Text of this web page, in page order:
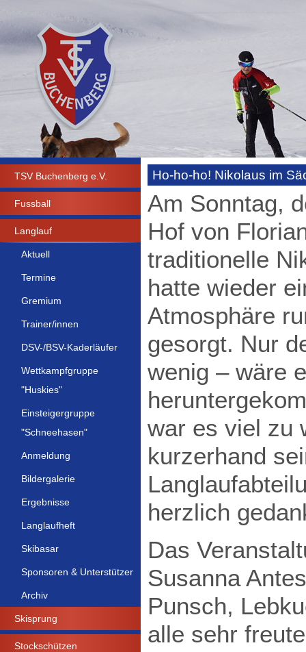
TSV Buchenberg e.V.
Fussball
Langlauf
Aktuell
Termine
Gremium
Trainer/innen
DSV-/BSV-Kaderläufer
Wettkampfgruppe
"Huskies"
Einsteigergruppe
"Schneehasen"
Anmeldung
Bildergalerie
Ergebnisse
Langlaufheft
Skibasar
Sponsoren & Unterstützer
Archiv
Skisprung
Stockschützen
Ho-ho-ho! Nikolaus im
Am Sonntag,
Hof von
traditionelle
hatte wieder
Atmosphäre
gesorgt. Nur
wenig – wäre
war es viel zu
kurzerhand
herzlich
Das
Susanna
Punsch,
alle sehr